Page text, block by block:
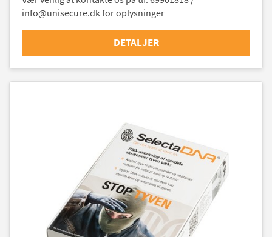
info@unisecure.dk for oplysninger
DETALJER